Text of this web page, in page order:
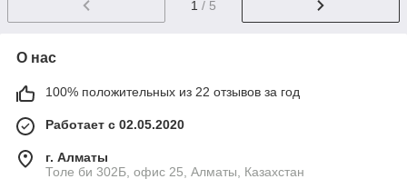
1 / 5
О нас
100% положительных из 22 отзывов за год
Работает с 02.05.2020
г. Алматы
Толе би 302Б, офис 25, Алматы, Казахстан